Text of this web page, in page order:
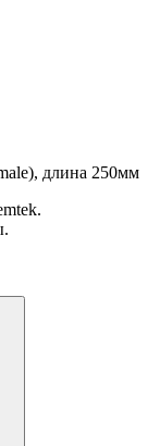
длина 250мм